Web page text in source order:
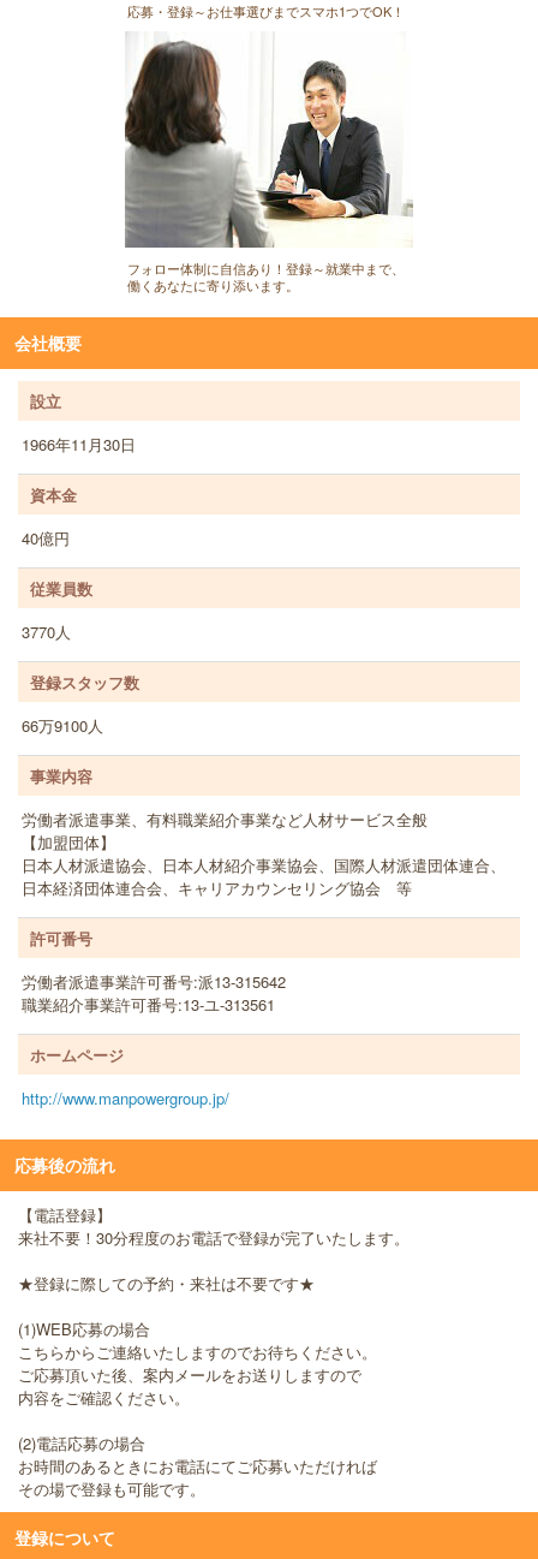
応募・登録～お仕事選びまでスマホ1つでOK！
フォロー体制に自信あり！登録～就業中まで、
働くあなたに寄り添います。
会社概要
設立
1966年11月30日
資本金
40億円
従業員数
3770人
登録スタッフ数
66万9100人
事業内容
労働者派遣事業、有料職業紹介事業など人材サービス全般
【加盟団体】
日本人材派遣協会、日本人材紹介事業協会、国際人材派遣団体連合、
日本経済団体連合会、キャリアカウンセリング協会 等
許可番号
労働者派遣事業許可番号:派13-315642
職業紹介事業許可番号:13-ユ-313561
ホームページ
http://www.manpowergroup.jp/
応募後の流れ
【電話登録】
来社不要！30分程度のお電話で登録が完了いたします。
★登録に際しての予約・来社は不要です★
(1)WEB応募の場合
こちらからご連絡いたしますのでお待ちください。
ご応募頂いた後、案内メールをお送りしますので
内容をご確認ください。
(2)電話応募の場合
お時間のあるときにお電話にてご応募いただければ
その場で登録も可能です。
登録について